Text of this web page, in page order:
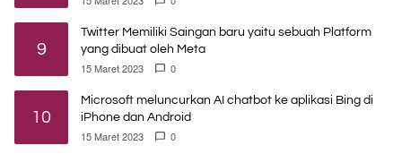
9
Twitter Memiliki Saingan baru yaitu sebuah Platform
yang dibuat oleh Meta
15 Maret 2023 0
10
Microsoft meluncurkan AI chatbot ke aplikasi Bing di
iPhone dan Android
15 Maret 2023 0